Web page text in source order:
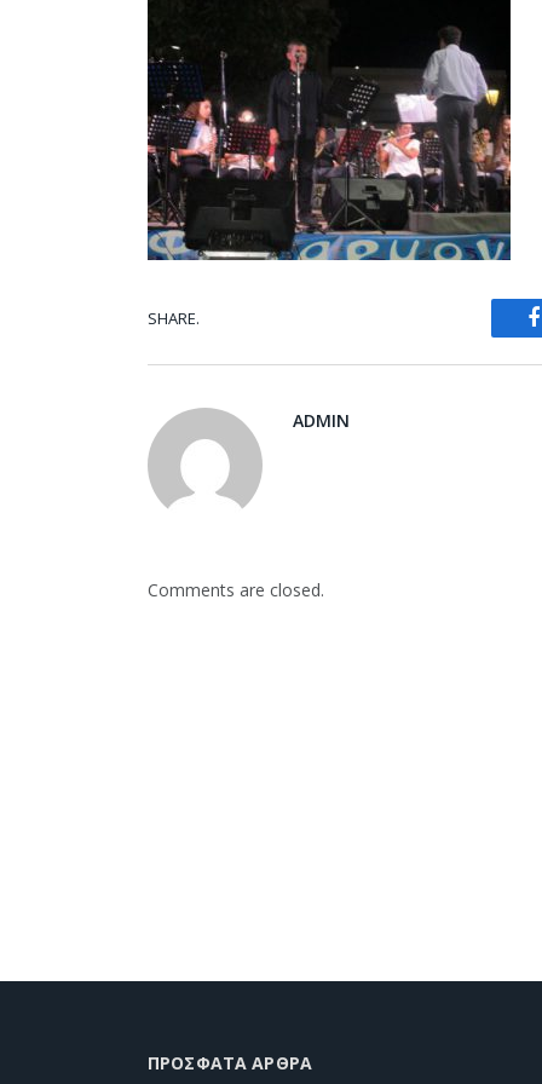
SHARE.
ADMIN
Comments are closed.
ΠΡΌΣΦΑΤΑ ΆΡΘΡΑ